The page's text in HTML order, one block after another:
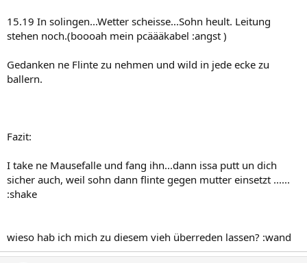
15.19 In solingen...Wetter scheisse...Sohn heult. Leitung
stehen noch.(boooah mein pcäääkabel :angst )
Gedanken ne Flinte zu nehmen und wild in jede ecke zu
ballern.
Fazit:
I take ne Mausefalle und fang ihn...dann issa putt un dich
sicher auch, weil sohn dann flinte gegen mutter einsetzt ......
:shake
wieso hab ich mich zu diesem vieh überreden lassen? :wand